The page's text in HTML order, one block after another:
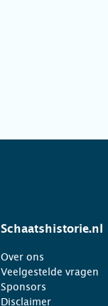
Schaatshistorie.nl
Over ons
Veelgestelde vragen
Sponsors
Disclaimer